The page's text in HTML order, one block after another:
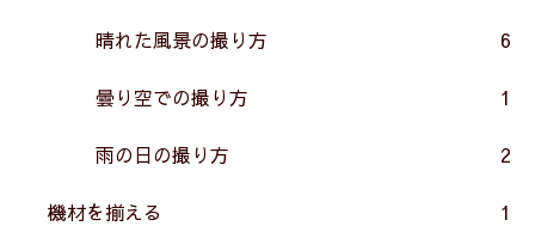
晴れた風景の撮り方 6
曇り空での撮り方 1
雨の日の撮り方 2
機材を揃える 1